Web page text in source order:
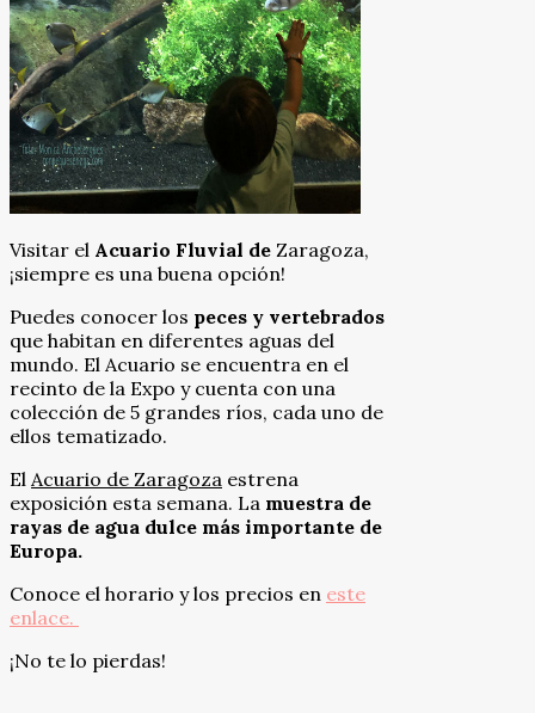
Visitar el Acuario Fluvial de Zaragoza,
¡siempre es una buena opción!
Puedes conocer los peces y vertebrados
que habitan en diferentes aguas del
mundo. El Acuario se encuentra en el
recinto de la Expo y cuenta con una
colección de 5 grandes ríos, cada uno de
ellos tematizado.
El Acuario de Zaragoza estrena
exposición esta semana. La muestra de
rayas de agua dulce más importante de
Europa.
Conoce el horario y los precios en este
enlace.
¡No te lo pierdas!